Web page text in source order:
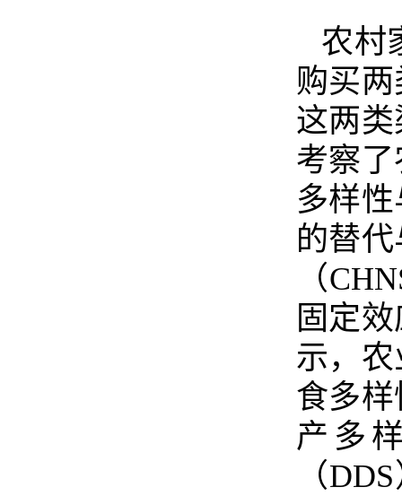
农村
购买
这两
考察
多样
的替
（
固定
示，
食多
产多
（DDS